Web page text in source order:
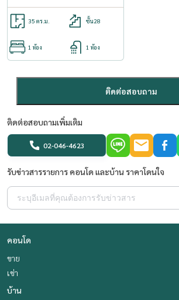
35 ตร.ม. ชั้น28
1 ห้อง 1 ห้อง
ติดต่อสอบถาม
ติดต่อสอบถามเพิ่มเติม
02-046-4623
รับข่าวสารรายการ คอนโด และบ้าน ราคาโดนใจ
คอนโด
ขาย
เช่า
บ้าน